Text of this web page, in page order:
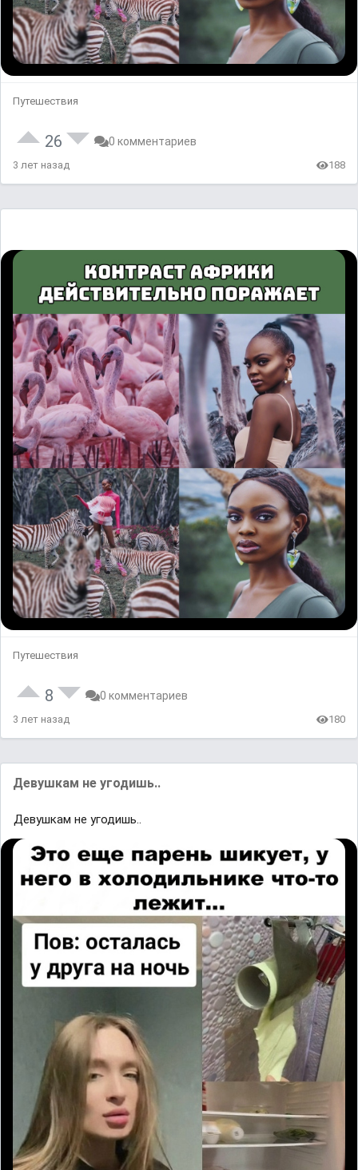
Путешествия
26 0 комментариев
3 лет назад 188
Путешествия
8 0 комментариев
3 лет назад 180
Девушкам не угодишь..
Девушкам не угодишь..